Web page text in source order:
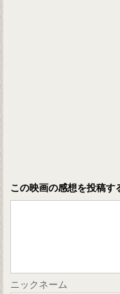
この映画の感想を投稿す
ニックネーム